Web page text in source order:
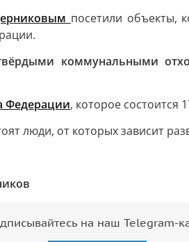
посетили объекты,
коммунальными
Федерации, которое состоится
люди, от которых зависит
на наш Telegram-